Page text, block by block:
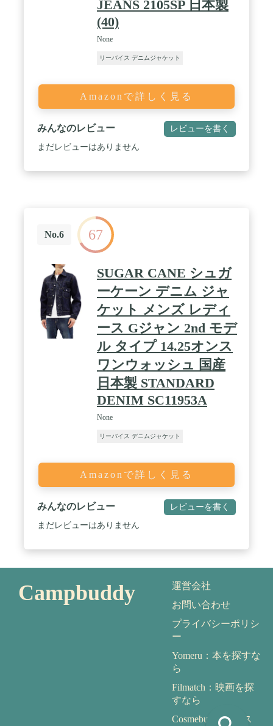
JEANS 2105SP 日本製
(40)
None
リーバイス デニムジャケット
Amazonで詳しく見る
みんなのレビュー レビューを書く
まだレビューはありません
No.6 67
SUGAR CANE シュガ
ーケーン デニム ジャ
ケット メンズ レディ
ース Gジャン 2nd モデ
ル タイプ 14.25オンス
ワンウォッシュ 国産
日本製 STANDARD
DENIM SC11953A
None
リーバイス デニムジャケット
Amazonで詳しく見る
みんなのレビュー レビューを書く
まだレビューはありません
Campbuddy
運営会社
お問い合わせ
プライバシーポリシ
ー
Yomeru：本を探すな
ら
Filmatch：映画を探
すなら
Cosmebuddy：コス